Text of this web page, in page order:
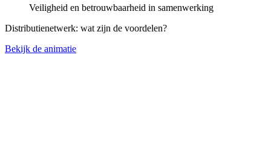
Veiligheid en betrouwbaarheid in samenwerking
Distributienetwerk: wat zijn de voordelen?
Bekijk de animatie